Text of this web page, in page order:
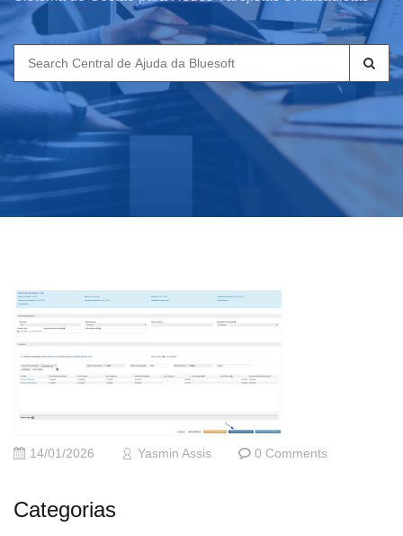
Search
for:
14/01/2026 Yasmin Assis 0 Comments
Categorias